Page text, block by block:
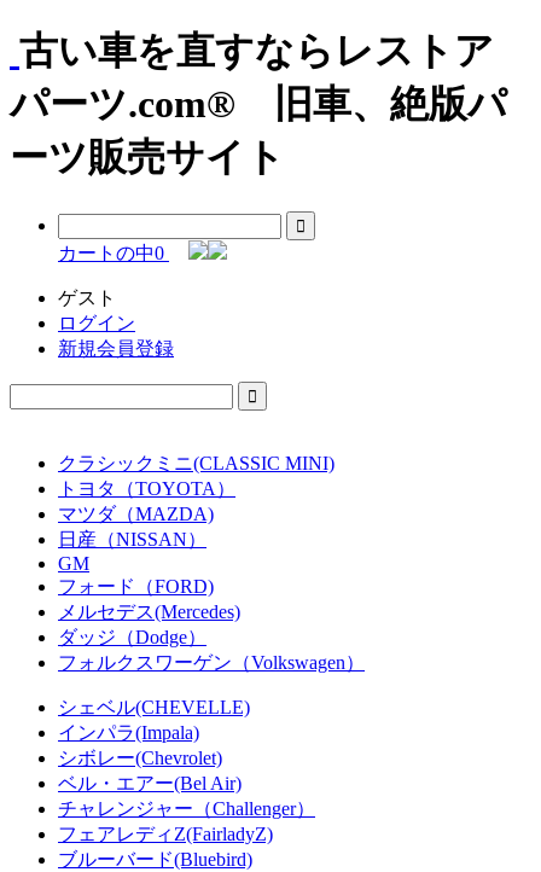
古い車を直すならレストア
パーツ.com® 旧車、絶版パ
ーツ販売サイト
カートの中0
ゲスト
ログイン
新規会員登録
クラシックミニ(CLASSIC MINI)
トヨタ（TOYOTA）
マツダ（MAZDA)
日産（NISSAN）
GM
フォード（FORD)
メルセデス(Mercedes)
ダッジ（Dodge）
フォルクスワーゲン（Volkswagen）
シェベル(CHEVELLE)
インパラ(Impala)
シボレー(Chevrolet)
ベル・エアー(Bel Air)
チャレンジャー（Challenger）
フェアレディZ(FairladyZ)
ブルーバード(Bluebird)